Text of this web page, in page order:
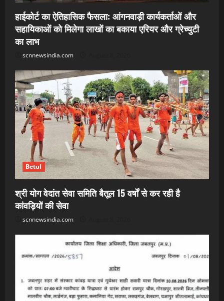
हाईकोर्ट का ऐतिहासिक फैसला: आंगनवाड़ी कार्यकर्ताओं और
सहायिकाओं को मिलेगा लाखों का बकाया एरियर और ग्रेच्युटी
का लाभ
scnnewsindia.com
Betul
श्री योग वेदांत सेवा समिति बैतूल 15 वर्षों से कर रही है
कांवड़ियों की सेवा
scnnewsindia.com